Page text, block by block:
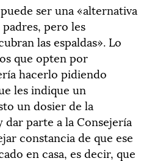
ser una «alternativa
pero les
las espaldas». Lo
que opten por
hacerlo pidiendo
les indique un
un dosier de la
parte a la Consejería
constancia de que ese
en casa, es decir, que